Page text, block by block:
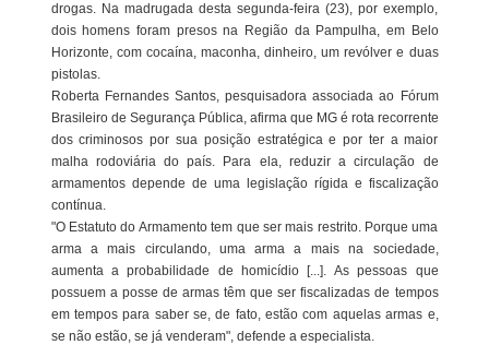
drogas. Na madrugada desta segunda-feira (23), por exemplo,
dois homens foram presos na Região da Pampulha, em Belo
Horizonte, com cocaína, maconha, dinheiro, um revólver e duas
pistolas.
Roberta Fernandes Santos, pesquisadora associada ao Fórum
Brasileiro de Segurança Pública, afirma que MG é rota recorrente
dos criminosos por sua posição estratégica e por ter a maior
malha rodoviária do país. Para ela, reduzir a circulação de
armamentos depende de uma legislação rígida e fiscalização
contínua.
"O Estatuto do Armamento tem que ser mais restrito. Porque uma
arma a mais circulando, uma arma a mais na sociedade,
aumenta a probabilidade de homicídio [...]. As pessoas que
possuem a posse de armas têm que ser fiscalizadas de tempos
em tempos para saber se, de fato, estão com aquelas armas e,
se não estão, se já venderam", defende a especialista.